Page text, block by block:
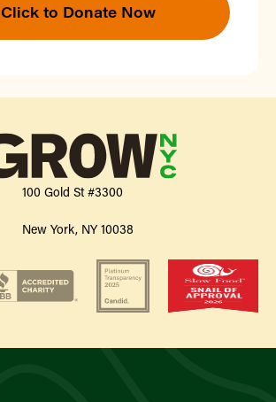
Click to Donate Now
100 Gold St #3300
New York, NY 10038